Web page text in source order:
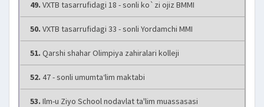
49. VXTB tasarrufidagi 18 - sonli ko`zi ojiz BMMI
50. VXTB tasarrufidagi 33 - sonli Yordamchi MMI
51. Qarshi shahar Olimpiya zahiralari kolleji
52. 47 - sonli umumta‘lim maktabi
53. Ilm-u Ziyo School nodavlat ta'lim muassasasi